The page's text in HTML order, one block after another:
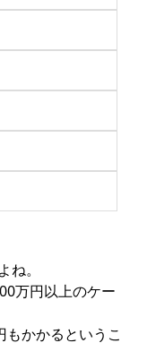
。
万円以上のケー
かかるというこ